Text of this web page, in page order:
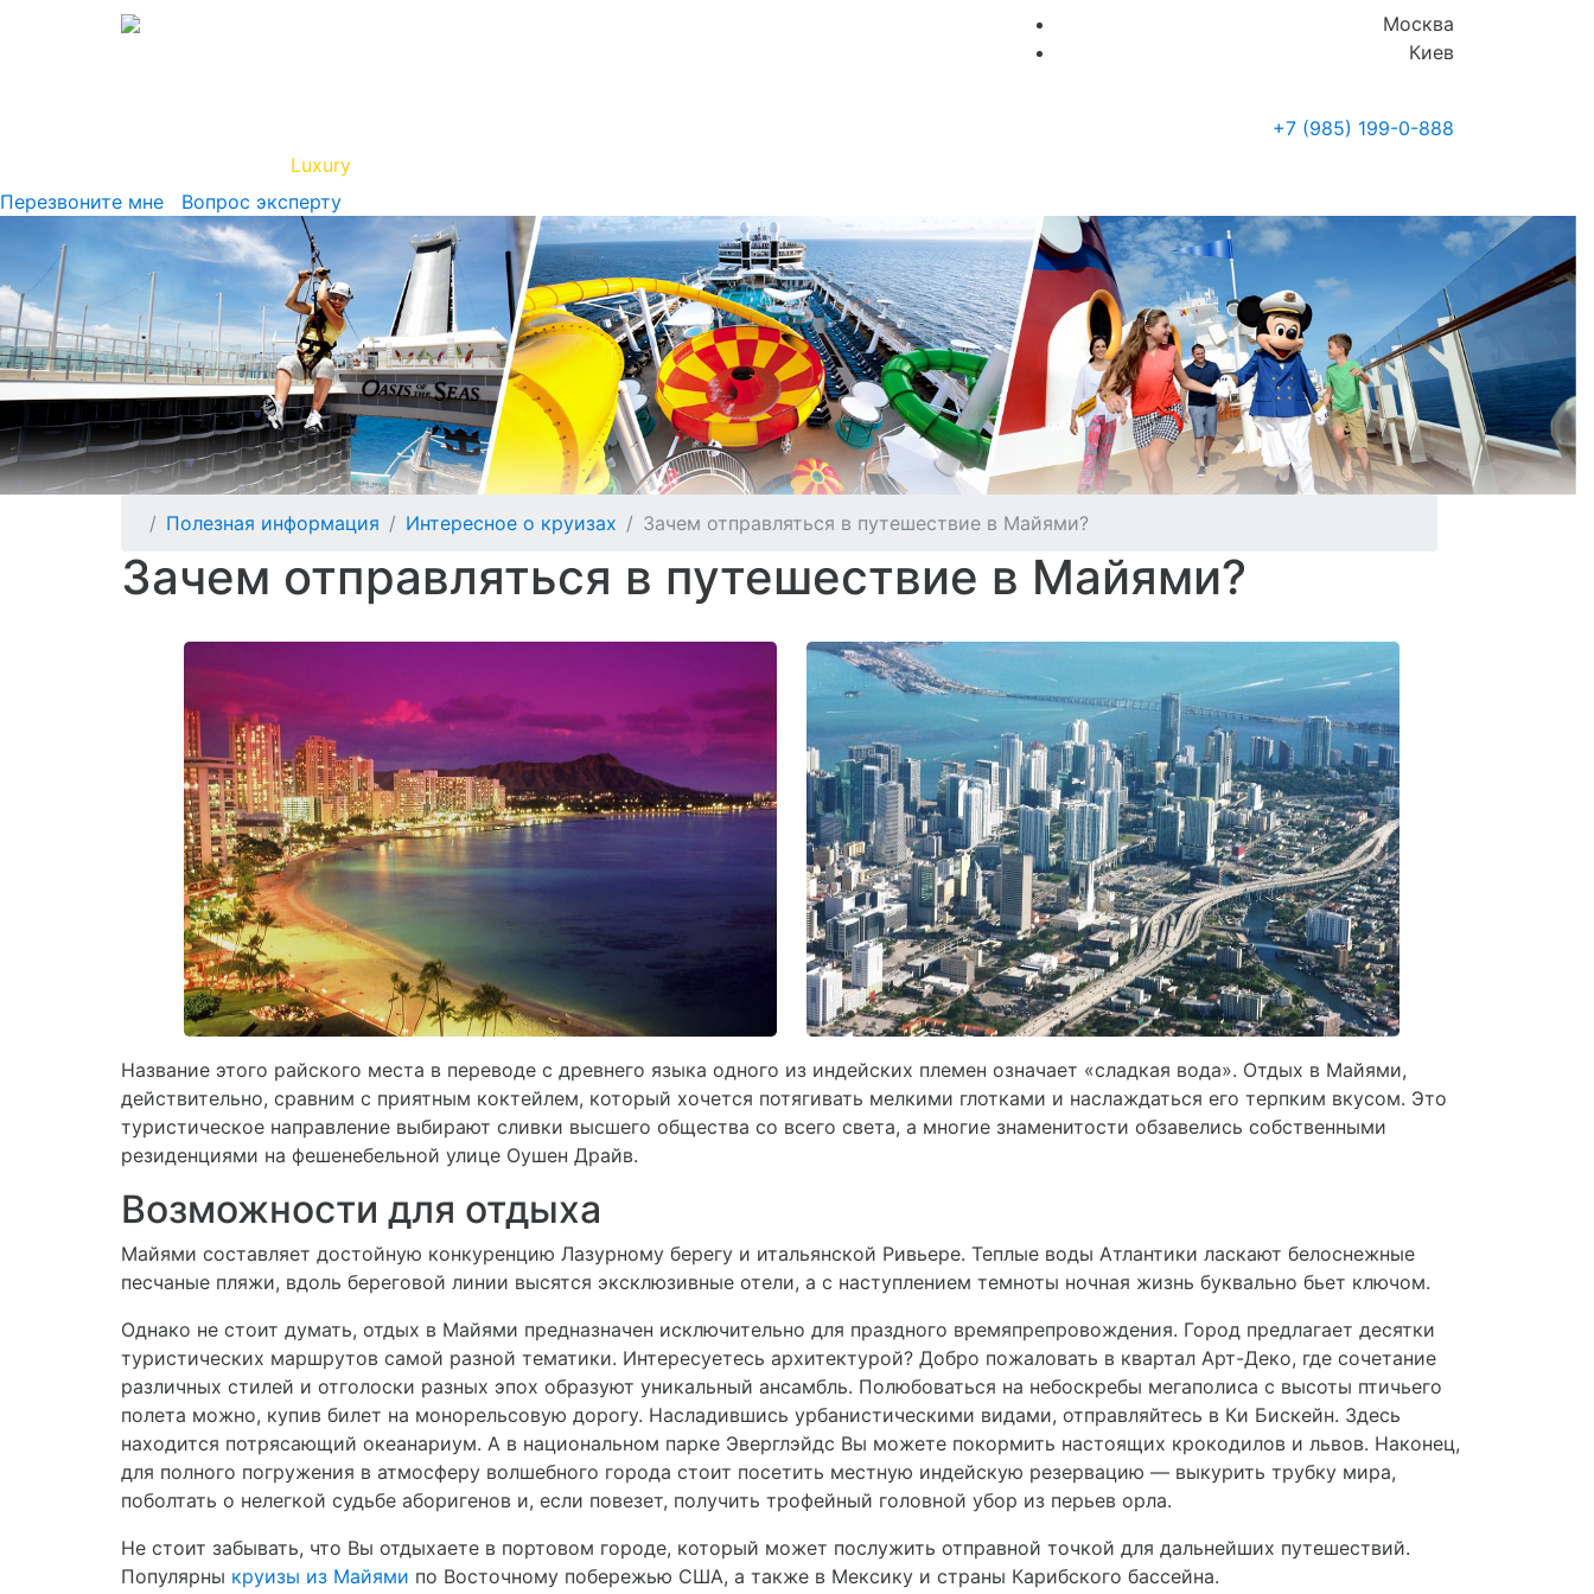
Москва
Киев
+7 (985) 199-0-888
Luxury
Перезвоните мне
Вопрос эксперту
Полезная информация Интересное о круизах Зачем отправляться в путешествие в Майями?
Зачем отправляться в путешествие в Майями?
Название этого райского места в переводе с древнего языка одного из индейских племен означает «сладкая вода». Отдых в Майями,
действительно, сравним с приятным коктейлем, который хочется потягивать мелкими глотками и наслаждаться его терпким вкусом. Это
туристическое направление выбирают сливки высшего общества со всего света, а многие знаменитости обзавелись собственными
резиденциями на фешенебельной улице Оушен Драйв.
Возможности для отдыха
Майями составляет достойную конкуренцию Лазурному берегу и итальянской Ривьере. Теплые воды Атлантики ласкают белоснежные
песчаные пляжи, вдоль береговой линии высятся эксклюзивные отели, а с наступлением темноты ночная жизнь буквально бьет ключом.
Однако не стоит думать, отдых в Майями предназначен исключительно для праздного времяпрепровождения. Город предлагает десятки
туристических маршрутов самой разной тематики. Интересуетесь архитектурой? Добро пожаловать в квартал Арт-Деко, где сочетание
различных стилей и отголоски разных эпох образуют уникальный ансамбль. Полюбоваться на небоскребы мегаполиса с высоты птичьего
полета можно, купив билет на монорельсовую дорогу. Насладившись урбанистическими видами, отправляйтесь в Ки Бискейн. Здесь
находится потрясающий океанариум. А в национальном парке Эверглэйдс Вы можете покормить настоящих крокодилов и львов. Наконец,
для полного погружения в атмосферу волшебного города стоит посетить местную индейскую резервацию — выкурить трубку мира,
поболтать о нелегкой судьбе аборигенов и, если повезет, получить трофейный головной убор из перьев орла.
Не стоит забывать, что Вы отдыхаете в портовом городе, который может послужить отправной точкой для дальнейших путешествий.
Популярны круизы из Майями по Восточному побережью США, а также в Мексику и страны Карибского бассейна.